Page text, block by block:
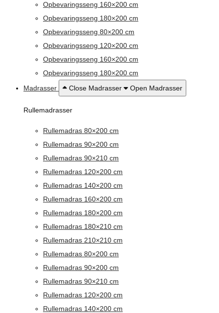
Opbevaringsseng 160×200 cm
Opbevaringsseng 180×200 cm
Opbevaringsseng 80×200 cm
Opbevaringsseng 120×200 cm
Opbevaringsseng 160×200 cm
Opbevaringsseng 180×200 cm
Madrasser
Close Madrasser Open Madrasser
Rullemadrasser
Rullemadras 80×200 cm
Rullemadras 90×200 cm
Rullemadras 90×210 cm
Rullemadras 120×200 cm
Rullemadras 140×200 cm
Rullemadras 160×200 cm
Rullemadras 180×200 cm
Rullemadras 180×210 cm
Rullemadras 210×210 cm
Rullemadras 80×200 cm
Rullemadras 90×200 cm
Rullemadras 90×210 cm
Rullemadras 120×200 cm
Rullemadras 140×200 cm